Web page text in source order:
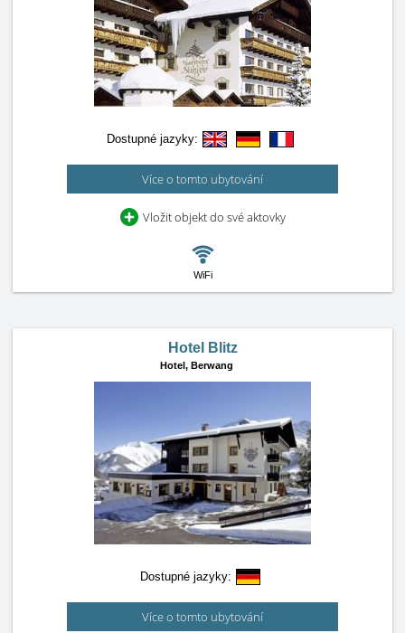
Dostupné jazyky:
Více o tomto ubytování
Vložit objekt do své aktovky
WiFi
Hotel Blitz
Hotel, Berwang
Dostupné jazyky:
Více o tomto ubytování